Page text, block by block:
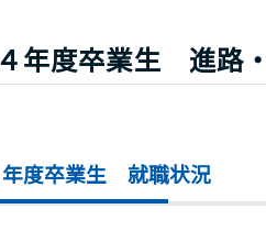
年度卒業生 進路
度卒業生 就職状況